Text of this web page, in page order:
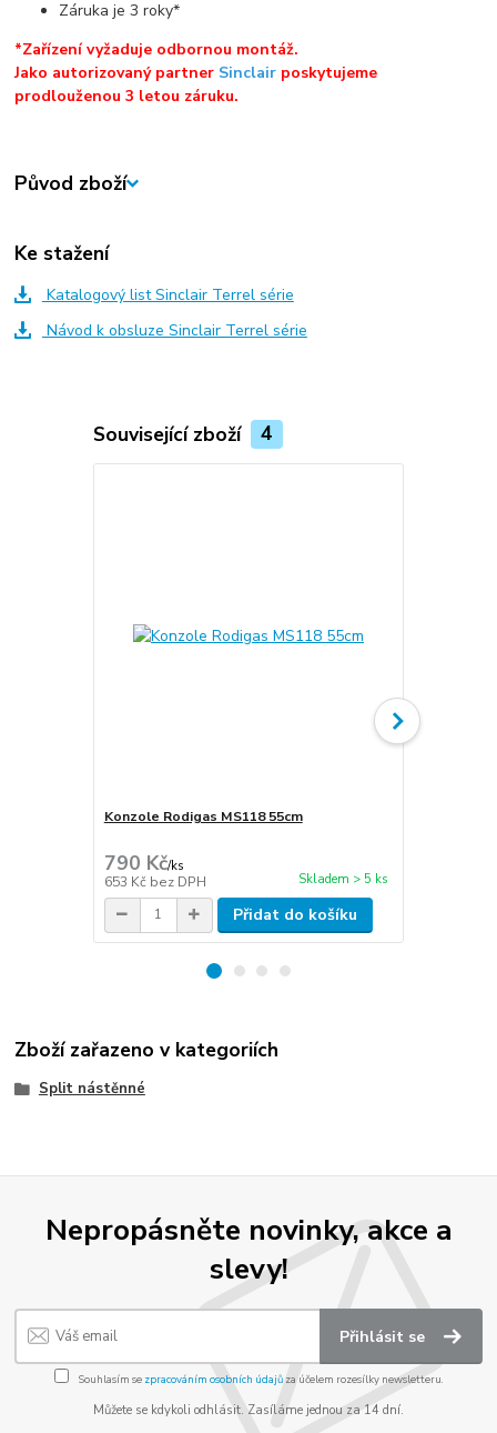
Záruka je 3 roky*
*Zařízení vyžaduje odbornou montáž.
Jako autorizovaný partner Sinclair poskytujeme
prodlouženou 3 letou záruku.
Původ zboží
Ke stažení
Katalogový list Sinclair Terrel série
Návod k obsluze Sinclair Terrel série
Související zboží 4
Konzole Rodigas MS118 55cm
790 Kč/ks
653 Kč bez DPH Skladem > 5 ks
Přidat do košíku
Zboží zařazeno v kategoriích
Split nástěnné
Nepropásněte novinky, akce a
slevy!
Přihlásit se
Souhlasím se zpracováním osobních údajůza účelem rozesílky newsletteru.
Můžete se kdykoli odhlásit. Zasíláme jednou za 14 dní.